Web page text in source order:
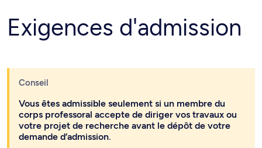
Exigences d'admission
Conseil
Vous êtes admissible seulement si un membre du
corps professoral accepte de diriger vos travaux ou
votre projet de recherche avant le dépôt de votre
demande d’admission.